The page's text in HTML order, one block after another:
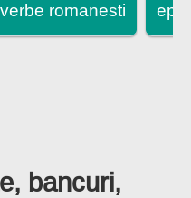
romanesti
bancuri,